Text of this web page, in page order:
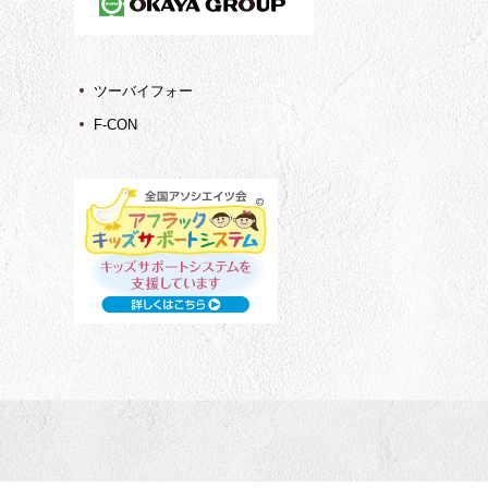
ツーバイフォー
F-CON